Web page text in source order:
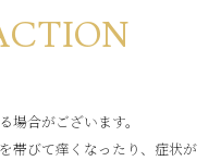
合がございます。
帯びて痒くなったり、症状が